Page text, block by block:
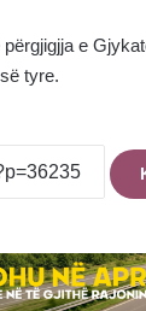
e
tyre.